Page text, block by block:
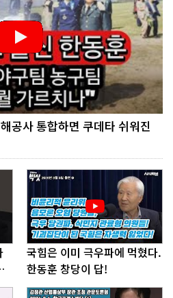
공사 통합하면 쿠데타 쉬워진
국힘은 이미 극우파에 먹혔다.
한동훈 창당이 답!